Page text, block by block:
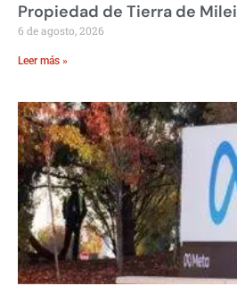
Propiedad de Tierra de Milei
6 de agosto, 2026
Leer más »